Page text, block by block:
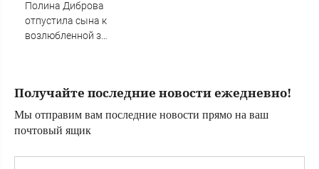
"Фламинго"
Полина Диброва
отпустила сына к
возлюбленной за
Получайте последние новости ежедневно!
Мы отправим вам последние новости прямо на ваш
почтовый ящик